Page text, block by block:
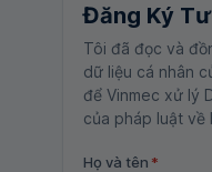
Đăng Ký
Tôi đã đọc và
dữ liệu cá nhân
để Vinmec xử lý
của pháp luật về
Họ và tên *